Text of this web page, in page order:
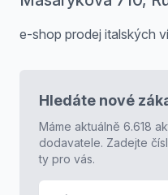
e-shop prodej italských
Hledáte nové
Máme aktuálně 6.618
dodavatele. Zadejte
ty pro vás.